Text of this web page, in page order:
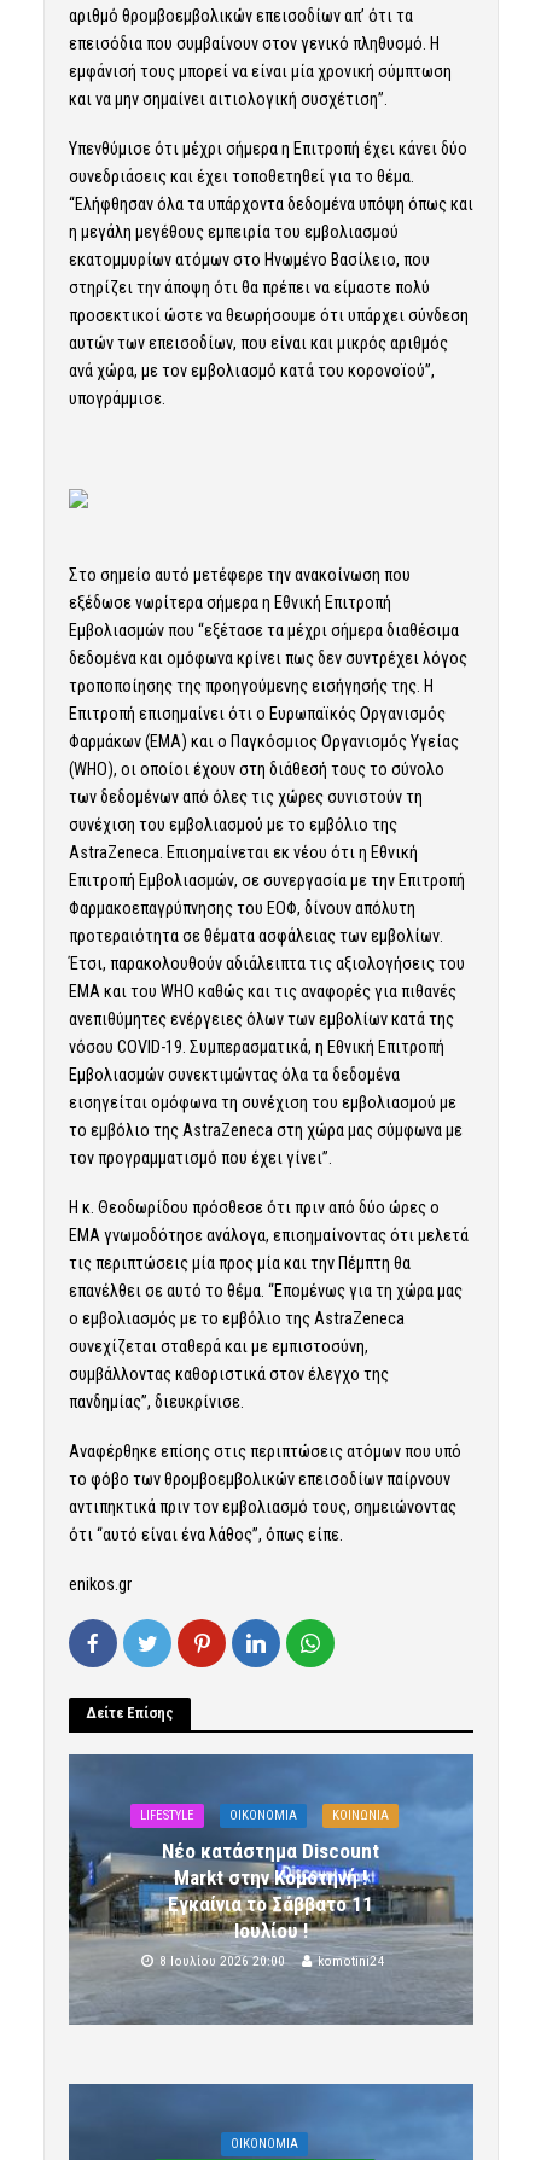
αριθμό θρομβοεμβολικών επεισοδίων απ’ ότι τα
επεισόδια που συμβαίνουν στον γενικό πληθυσμό. Η
εμφάνισή τους μπορεί να είναι μία χρονική σύμπτωση
και να μην σημαίνει αιτιολογική συσχέτιση”.
Υπενθύμισε ότι μέχρι σήμερα η Επιτροπή έχει κάνει δύο
συνεδριάσεις και έχει τοποθετηθεί για το θέμα.
“Ελήφθησαν όλα τα υπάρχοντα δεδομένα υπόψη όπως και
η μεγάλη μεγέθους εμπειρία του εμβολιασμού
εκατομμυρίων ατόμων στο Ηνωμένο Βασίλειο, που
στηρίζει την άποψη ότι θα πρέπει να είμαστε πολύ
προσεκτικοί ώστε να θεωρήσουμε ότι υπάρχει σύνδεση
αυτών των επεισοδίων, που είναι και μικρός αριθμός
ανά χώρα, με τον εμβολιασμό κατά του κορονοϊού”,
υπογράμμισε.
Στο σημείο αυτό μετέφερε την ανακοίνωση που
εξέδωσε νωρίτερα σήμερα η Εθνική Επιτροπή
Εμβολιασμών που “εξέτασε τα μέχρι σήμερα διαθέσιμα
δεδομένα και ομόφωνα κρίνει πως δεν συντρέχει λόγος
τροποποίησης της προηγούμενης εισήγησής της. Η
Επιτροπή επισημαίνει ότι ο Ευρωπαϊκός Οργανισμός
Φαρμάκων (ΕΜΑ) και ο Παγκόσμιος Οργανισμός Υγείας
(WHO), οι οποίοι έχουν στη διάθεσή τους το σύνολο
των δεδομένων από όλες τις χώρες συνιστούν τη
συνέχιση του εμβολιασμού με το εμβόλιο της
AstraZeneca. Επισημαίνεται εκ νέου ότι η Εθνική
Επιτροπή Εμβολιασμών, σε συνεργασία με την Επιτροπή
Φαρμακοεπαγρύπνησης του ΕΟΦ, δίνoυν απόλυτη
προτεραιότητα σε θέματα ασφάλειας των εμβολίων.
Έτσι, παρακολουθούν αδιάλειπτα τις αξιολογήσεις του
ΕΜΑ και του WHO καθώς και τις αναφορές για πιθανές
ανεπιθύμητες ενέργειες όλων των εμβολίων κατά της
νόσου COVID-19. Συμπερασματικά, η Εθνική Επιτροπή
Εμβολιασμών συνεκτιμώντας όλα τα δεδομένα
εισηγείται ομόφωνα τη συνέχιση του εμβολιασμού με
το εμβόλιο της AstraZeneca στη χώρα μας σύμφωνα με
τον προγραμματισμό που έχει γίνει”.
Η κ. Θεοδωρίδου πρόσθεσε ότι πριν από δύο ώρες ο
ΕΜΑ γνωμοδότησε ανάλογα, επισημαίνοντας ότι μελετά
τις περιπτώσεις μία προς μία και την Πέμπτη θα
επανέλθει σε αυτό το θέμα. “Επομένως για τη χώρα μας
ο εμβολιασμός με το εμβόλιο της AstraΖeneca
συνεχίζεται σταθερά και με εμπιστοσύνη,
συμβάλλοντας καθοριστικά στον έλεγχο της
πανδημίας”, διευκρίνισε.
Αναφέρθηκε επίσης στις περιπτώσεις ατόμων που υπό
το φόβο των θρομβοεμβολικών επεισοδίων παίρνουν
αντιπηκτικά πριν τον εμβολιασμό τους, σημειώνοντας
ότι “αυτό είναι ένα λάθος”, όπως είπε.
enikos.gr
Δείτε Επίσης
LIFESTYLE OIKONOMIA ΚΟΙΝΩΝΙΑ
Νέο κατάστημα Discount
Markt στην Κομοτηνή !
Εγκαίνια το Σάββατο 11
Ιουλίου !
8 Ιουλίου 2026 20:00 komotini24
OIKONOMIA